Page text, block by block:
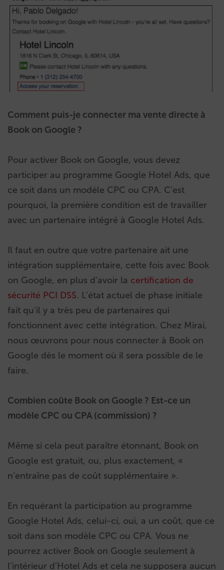
Comment puis-je connecter ma vente directe à
Book on Google ?
Pour activer Book on Google, vous devez
participer au programme Google Hotel Ads, que
ce soit dans un modèle CPC ou CPA. C’est
pourquoi, la première condition est de travailler
avec un partenaire intégré à Google Hotel Ads.
Il faut en outre que votre partenaire ait une
intégration supplémentaire, cette fois avec Book
on Google, en plus d’avoir la certification de
sécurité PCI DSS. L’état actuel de phase initiale
fait qu’il y a très peu de partenaires qui
fonctionnent avec cette intégration. Chez Mirai,
nous œuvrons pour nous connecter à Book on
Google dès le moment où il sera possible de le
faire.
Combien coûte Book on Google ? Est-ce un
modèle CPC ou CPA (commission) ?
Même si cela peut paraître étonnant, Book on
Google est gratuit, ou, plus exactement, «
n’entraîne pas de coût supplémentaire ».
En requérant la participation au programme
Google Hotel Ads, celui-ci, oui, a un coût, que ce
soit dans son modèle CPC ou CPA. Vous ne
pourrez activer Book on Google seulement à
l’intérieur d’Hotel Ads et cela ne supposera aucun